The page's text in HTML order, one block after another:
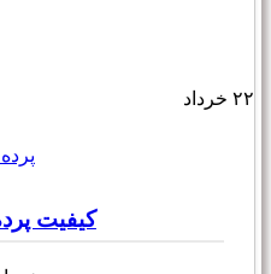
۲۲ خرداد
پرده
کیفیت